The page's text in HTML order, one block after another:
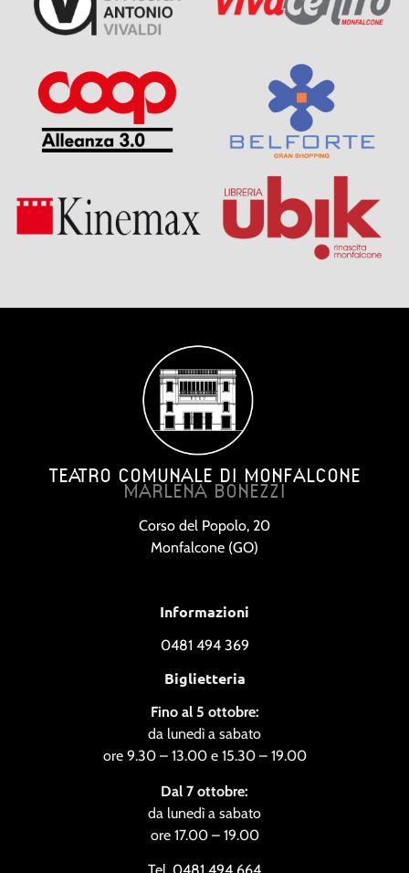
TEATRO COMUNALE DI MONFALCONE
MARLENA BONEZZI
Corso del Popolo, 20
Monfalcone (GO)
Informazioni
0481 494 369
Biglietteria
Fino al 5 ottobre:
da lunedì a sabato
ore 9.30 – 13.00 e 15.30 – 19.00
Dal 7 ottobre:
da lunedì a sabato
ore 17.00 – 19.00